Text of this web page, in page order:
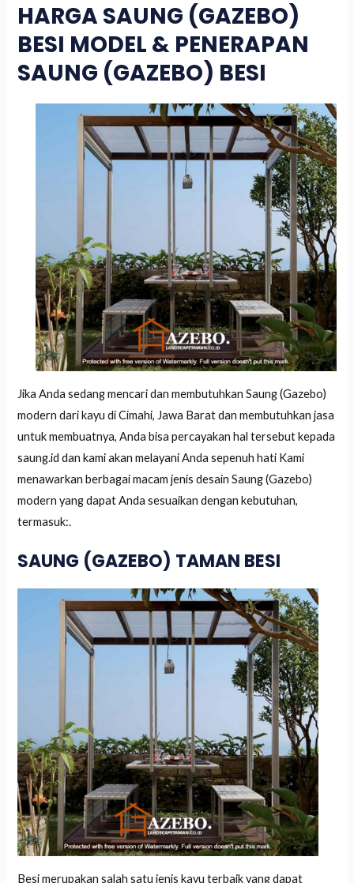
HARGA SAUNG (GAZEBO)
BESI MODEL & PENERAPAN
SAUNG (GAZEBO) BESI
Jika Anda sedang mencari dan membutuhkan Saung (Gazebo)
modern dari kayu di Cimahi, Jawa Barat dan membutuhkan jasa
untuk membuatnya, Anda bisa percayakan hal tersebut kepada
saung.id dan kami akan melayani Anda sepenuh hati Kami
menawarkan berbagai macam jenis desain Saung (Gazebo)
modern yang dapat Anda sesuaikan dengan kebutuhan,
termasuk:.
SAUNG (GAZEBO) TAMAN BESI
Besi merupakan salah satu jenis kayu terbaik yang dapat